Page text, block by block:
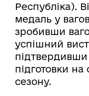
Республіка).
медаль у
зробивши
успішний
підготовки на
сезону.